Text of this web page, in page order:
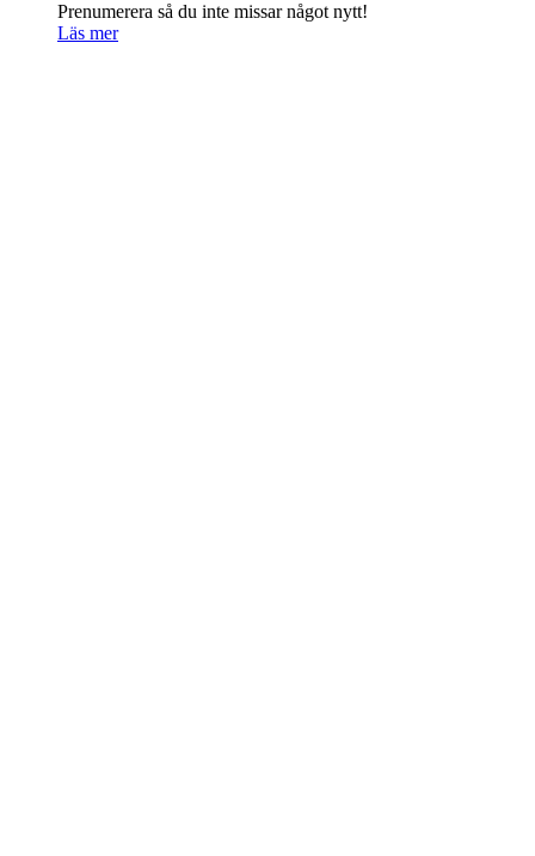
Prenumerera så du inte missar något nytt!
Läs mer